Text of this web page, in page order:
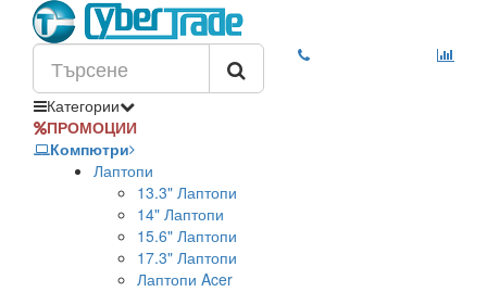
Категории
ПРОМОЦИИ
Компютри
Лаптопи
13.3" Лаптопи
14" Лаптопи
15.6" Лаптопи
17.3" Лаптопи
Лаптопи Acer